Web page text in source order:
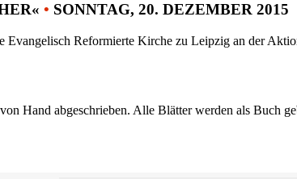
• SONNTAG, 20. DEZEMBER 2015
Evangelisch Reformierte Kirche zu Leipzig an der
Hand abgeschrieben. Alle Blätter werden als Buch